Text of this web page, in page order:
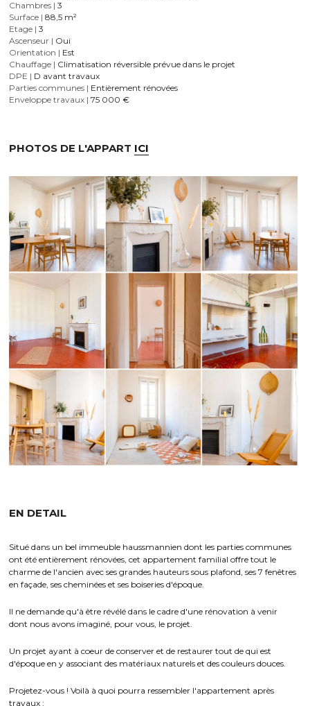
Chambres | 3
Surface | 88,5 m²
Etage | 3
Ascenseur | Oui
Orientation | Est
Chauffage | Climatisation réversible prévue dans le projet
DPE | D avant travaux
Parties communes | Entièrement rénovées
Enveloppe travaux | 75 000 €
PHOTOS DE L'APPART ICI
EN DETAIL
Situé dans un bel immeuble haussmannien dont les parties communes
ont été entièrement rénovées, cet appartement familial offre tout le
charme de l'ancien avec ses grandes hauteurs sous plafond, ses 7 fenêtres
en façade, ses cheminées et ses boiseries d'époque.
Il ne demande qu'à être révélé dans le cadre d'une rénovation à venir
dont nous avons imaginé, pour vous, le projet.
Un projet ayant à coeur de conserver et de restaurer tout de qui est
d'époque en y associant des matériaux naturels et des couleurs douces.
Projetez-vous ! Voilà à quoi pourra ressembler l'appartement après
travaux :